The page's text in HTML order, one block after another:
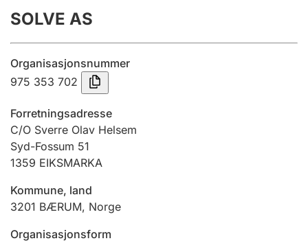
Årsregnskap
Innsending og forsinkelsesgebyr
Jeger
Betaling og jegeravgiftskort
Ektepaktveileder
SOLVE AS
Organisasjonsnummer
975 353 702
Forretningsadresse
C/O Sverre Olav Helsem
Syd-Fossum 51
1359 EIKSMARKA
Kommune, land
3201 BÆRUM, Norge
Organisasjonsform